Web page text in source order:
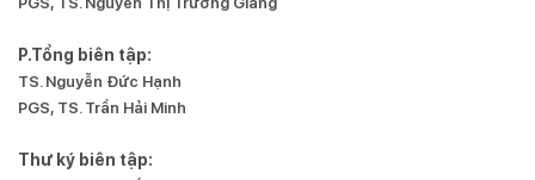
P.Tổng biên tập:
TS. Nguyễn Đức Hạnh
PGS, TS. Trần Hải Minh
Thư ký biên tập: